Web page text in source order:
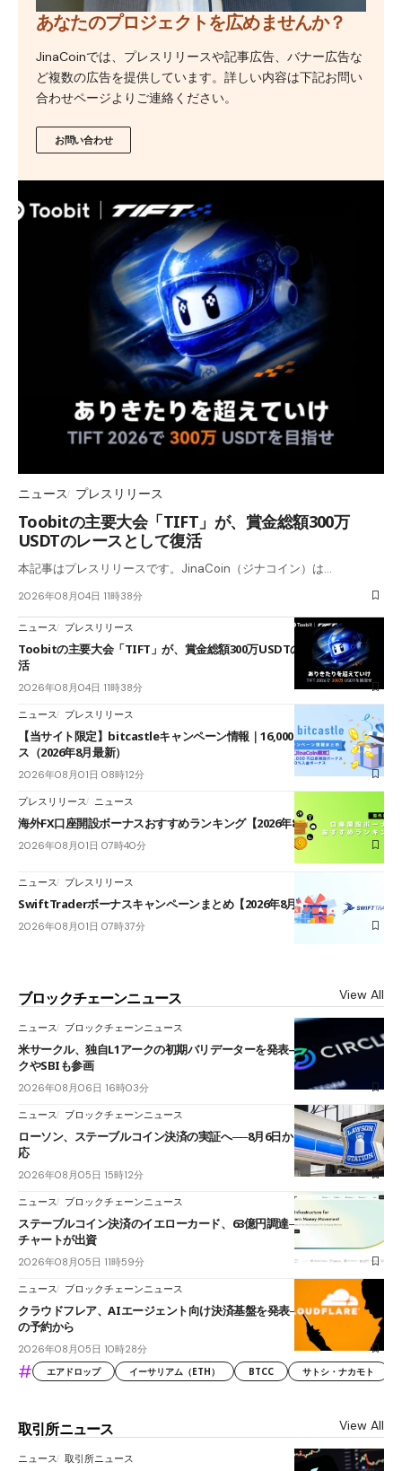
あなたのプロジェクトを広めませんか？
JinaCoinでは、プレスリリースや記事広告、バナー広告な
ど複数の広告を提供しています。詳しい内容は下記お問い
合わせページよりご連絡ください。
お問い合わせ
ニュース プレスリリース
Toobitの主要大会「TIFT」が、賞金総額300万
USDTのレースとして復活
本記事はプレスリリースです。JinaCoin（ジナコイン）は…
2026年08月04日 11時38分
ニュース プレスリリース
Toobitの主要大会「TIFT」が、賞金総額300万USDTのレースとして復
活
2026年08月04日 11時38分
ニュース プレスリリース
【当サイト限定】bitcastleキャンペーン情報｜16,000円口座開設ボーナ
ス（2026年8月最新）
2026年08月01日 08時12分
プレスリリース ニュース
海外FX口座開設ボーナスおすすめランキング【2026年8月最新】
2026年08月01日 07時40分
ニュース プレスリリース
SwiftTraderボーナスキャンペーンまとめ【2026年8月最新】
2026年08月01日 07時37分
ブロックチェーンニュース View All
ニュース ブロックチェーンニュース
米サークル、独自L1アークの初期バリデーターを発表――ブラックロッ
クやSBIも参画
2026年08月06日 16時03分
ニュース ブロックチェーンニュース
ローソン、ステーブルコイン決済の実証へ──8月6日からJPYCやUSDC対
応
2026年08月05日 15時12分
ニュース ブロックチェーンニュース
ステーブルコイン決済のイエローカード、63億円調達──ソニーやスタン
チャートが出資
2026年08月05日 11時59分
ニュース ブロックチェーンニュース
クラウドフレア、AIエージェント向け決済基盤を発表──まずハンドル名
の予約から
2026年08月05日 10時28分
# エアドロップ イーサリアム（ETH） BTCC サトシ・ナカモト
取引所ニュース View All
ニュース 取引所ニュース